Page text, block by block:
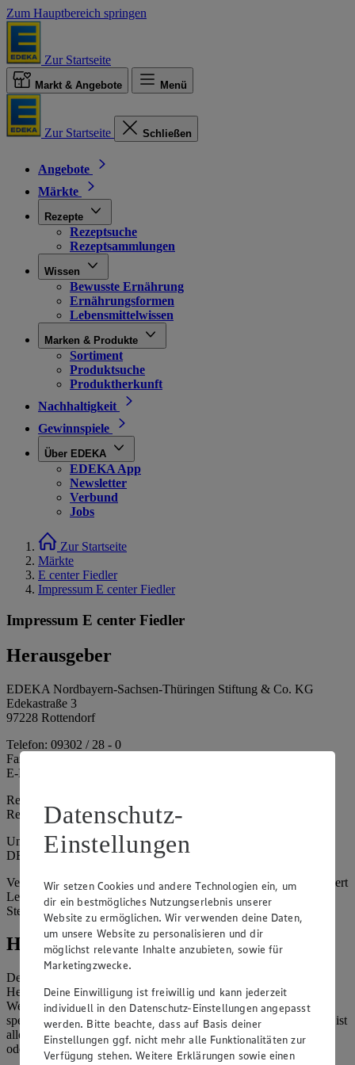
Zum Hauptbereich springen
Zur Startseite
Markt & Angebote Menü
Zur Startseite Schließen
Angebote
Märkte
Rezepte
Rezeptsuche
Rezeptsammlungen
Wissen
Bewusste Ernährung
Ernährungsformen
Lebensmittelwissen
Marken & Produkte
Sortiment
Produktsuche
Produktherkunft
Nachhaltigkeit
Gewinnspiele
Über EDEKA
EDEKA App
Newsletter
Verbund
Jobs
Zur Startseite
Märkte
E center Fiedler
Impressum E center Fiedler
Impressum E center Fiedler
Herausgeber
EDEKA Nordbayern-Sachsen-Thüringen Stiftung & Co. KG
Edekastraße 3
97228 Rottendorf
Telefon: 09302 / 28 - 0
Fax: 09302 / 28 - 214
E-Mail: info@edeka.de
Registergericht: Amtsgericht Würzburg
Registernummer: HRA 6164
Umsatzsteuer-Identifikationsnummer gem. § 27a UStG:
DE261968694
Vertretungsberechtigte: Sebastian Kohrmann (Geschäftsführer), Gert
Lehmann (Geschäftsführer), Christian Remy (Geschäftsführer),
Stefan Legat (Vorstandsvorsitzender)
Hinweise
Der Inhalt dieser Website ist urheberrechtlich geschützt. Der
Herausgeber gewährt Ihnen jedoch das Recht, den auf dieser
Website bereitgestellten Text ganz oder ausschnittsweise zu
speichern und zu vervielfältigen. Aus Gründen des Urheberrechts ist
allerdings die Speicherung und Vervielfältigung von Bildmaterial
oder Grafiken aus dieser Website nicht gestattet.
Datenschutz-
Einstellungen
Wir setzen Cookies und andere Technologien ein, um
dir ein bestmögliches Nutzungserlebnis unserer
Website zu ermöglichen. Wir verwenden deine Daten,
um unsere Website zu personalisieren und dir
möglichst relevante Inhalte anzubieten, sowie für
Marketingzwecke.
Deine Einwilligung ist freiwillig und kann jederzeit
individuell in den Datenschutz-Einstellungen angepasst
werden. Bitte beachte, dass auf Basis deiner
Einstellungen ggf. nicht mehr alle Funktionalitäten zur
Verfügung stehen. Weitere Erklärungen sowie einen